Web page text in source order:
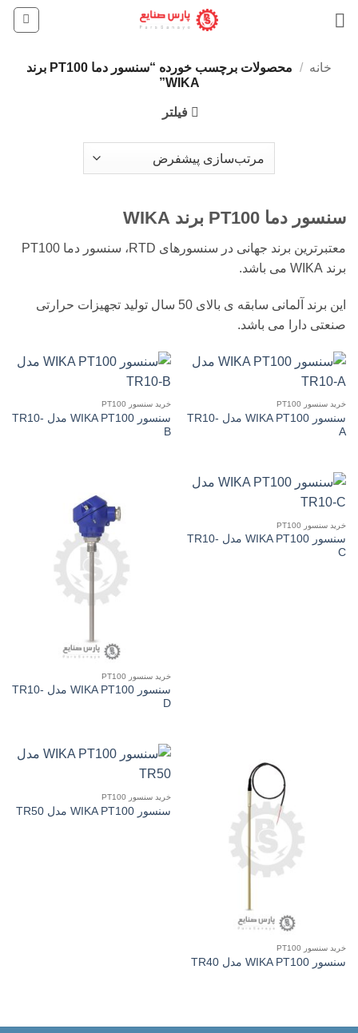
خانه /
محصولات برچسب خورده “سنسور دما PT100 برند
WIKA”
فیلتر
سنسور دما PT100 برند WIKA
معتبرترین برند جهانی در سنسورهای RTD، سنسور دما PT100
برند WIKA می باشد.
این برند آلمانی سابقه ی بالای 50 سال تولید تجهیزات حرارتی
صنعتی دارا می باشد.
خرید سنسور PT100
سنسور WIKA PT100 مدل TR10-
A
خرید سنسور PT100
سنسور WIKA PT100 مدل TR10-
B
خرید سنسور PT100
سنسور WIKA PT100 مدل TR10-
C
خرید سنسور PT100
سنسور WIKA PT100 مدل TR10-
D
خرید سنسور PT100
سنسور WIKA PT100 مدل TR40
خرید سنسور PT100
سنسور WIKA PT100 مدل TR50